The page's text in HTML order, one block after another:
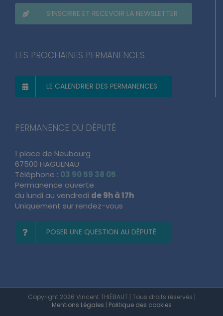
S’INSCRIRE ET RECEVOIR LA NEWSLETTER
LES PROCHAINES PERMANENCES
LE CALENDRIER DES PERMANENCES
PERMANENCE DU DÉPUTÉ
1 place de Neubourg
67500 HAGUENAU
Téléphone : 03 90 59 38 05
Permanence ouverte
du lundi au vendredi de 9h à 17h
Uniquement sur rendez-vous
POSER UNE QUESTION AU DÉPUTÉ
Copyright 2026 Vincent THIÉBAUT | Tous droits réservés |
Mentions Légales | Politique des cookies